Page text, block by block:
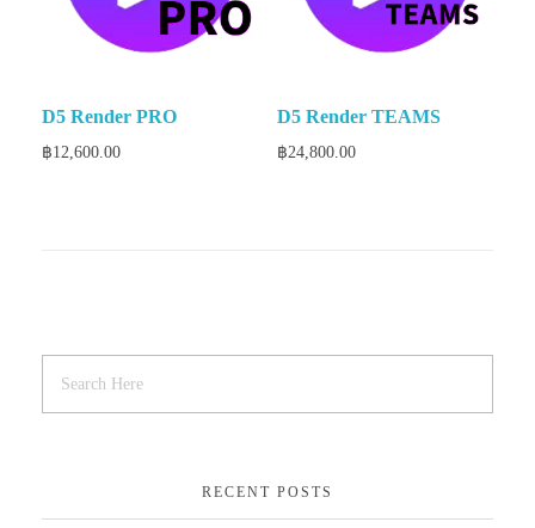
D5 Render PRO
฿12,600.00
D5 Render TEAMS
฿24,800.00
RECENT POSTS